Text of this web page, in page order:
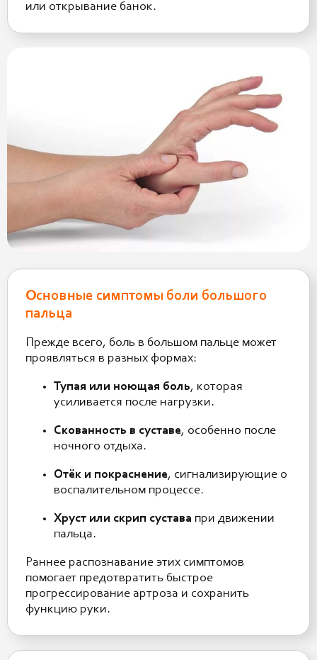
или открывание банок.
Основные симптомы боли большого
пальца
Прежде всего, боль в большом пальце может
проявляться в разных формах:
Тупая или ноющая боль, которая
усиливается после нагрузки.
Скованность в суставе, особенно после
ночного отдыха.
Отёк и покраснение, сигнализирующие о
воспалительном процессе.
Хруст или скрип сустава при движении
пальца.
Раннее распознавание этих симптомов
помогает предотвратить быстрое
прогрессирование артроза и сохранить
функцию руки.